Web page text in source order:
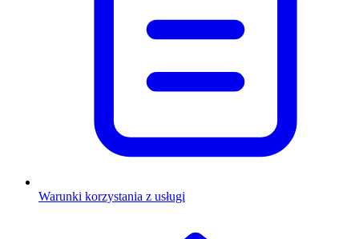
Warunki korzystania z usługi